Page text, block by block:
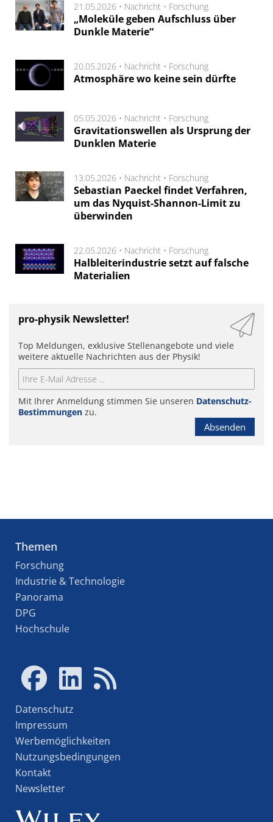
21.05.2026 • Nachricht • Forschung
„Moleküle geben Aufschluss über
Dunkle Materie“
20.05.2026 • Nachricht • Forschung
Atmosphäre wo keine sein dürfte
05.05.2026 • Nachricht • Forschung
Gravitationswellen als Ursprung der
Dunklen Materie
13.05.2026 • Nachricht • Forschung
Sebastian Paeckel findet Verfahren,
um das Nyquist-Shannon-Limit zu
überwinden
22.05.2026 • Nachricht • Forschung
Halbleiterindustrie setzt auf falsche
Materialien
pro-physik Newsletter!
Top Meldungen, exklusive Stellenangebote und viele
weitere aktuelle Nachrichten aus der Physik!
Mit Ihrer Anmeldung stimmen Sie unseren Datenschutz-
Bestimmungen zu.
Absenden
Themen
Forschung
Industrie & Technologie
Panorama
DPG
Hochschule
Datenschutz
Impressum
Werbemöglichkeiten
Nutzungsbedingungen
Kontakt
Newsletter